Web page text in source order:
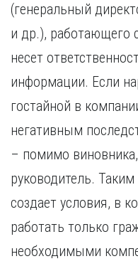
Красноярск
Курган
Курск
Л
Липецк
М
Магнитогорск
Махачкала
Набережные
Нижний Новгород
Нижний Тагил
(генеральный
и др.), работающего
несет
информации. Если
гостайной в
негативным
– помимо
руководитель.
создает условия, в
работать только
необходимыми